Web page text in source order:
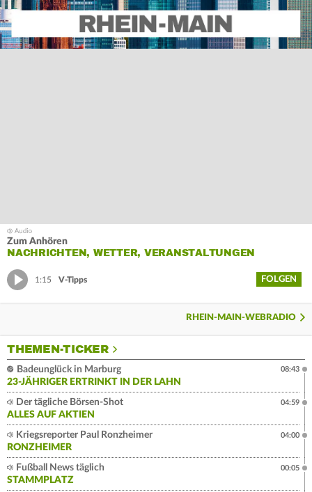
Zum Anhören
NACHRICHTEN, WETTER, VERANSTALTUNGEN
1:15 V-Tipps FOLGEN
RHEIN-MAIN-WEBRADIO
THEMEN-TICKER
Badeunglück in Marburg
23-JÄHRIGER ERTRINKT IN DER LAHN
08:43
Der tägliche Börsen-Shot
ALLES AUF AKTIEN
04:59
Kriegsreporter Paul Ronzheimer
RONZHEIMER
04:00
Fußball News täglich
STAMMPLATZ
00:05